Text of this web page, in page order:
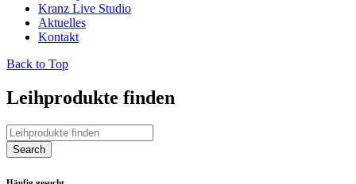
Kranz Live Studio
Aktuelles
Kontakt
Back to Top
Leihprodukte finden